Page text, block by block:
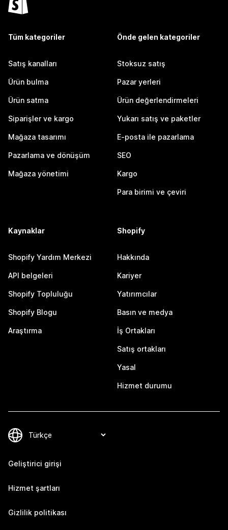
Tüm kategoriler
Satış kanalları
Ürün bulma
Ürün satma
Siparişler ve kargo
Mağaza tasarımı
Pazarlama ve dönüşüm
Mağaza yönetimi
Önde gelen kategoriler
Stoksuz satış
Pazar yerleri
Ürün değerlendirmeleri
Yukarı satış ve paketler
E-posta ile pazarlama
SEO
Kargo
Para birimi ve çeviri
Kaynaklar
Shopify Yardım Merkezi
API belgeleri
Shopify Topluluğu
Shopify Blogu
Araştırma
Shopify
Hakkında
Kariyer
Yatırımcılar
Basın ve medya
İş Ortakları
Satış ortakları
Yasal
Hizmet durumu
Geliştirici girişi
Hizmet şartları
Gizlilik politikası